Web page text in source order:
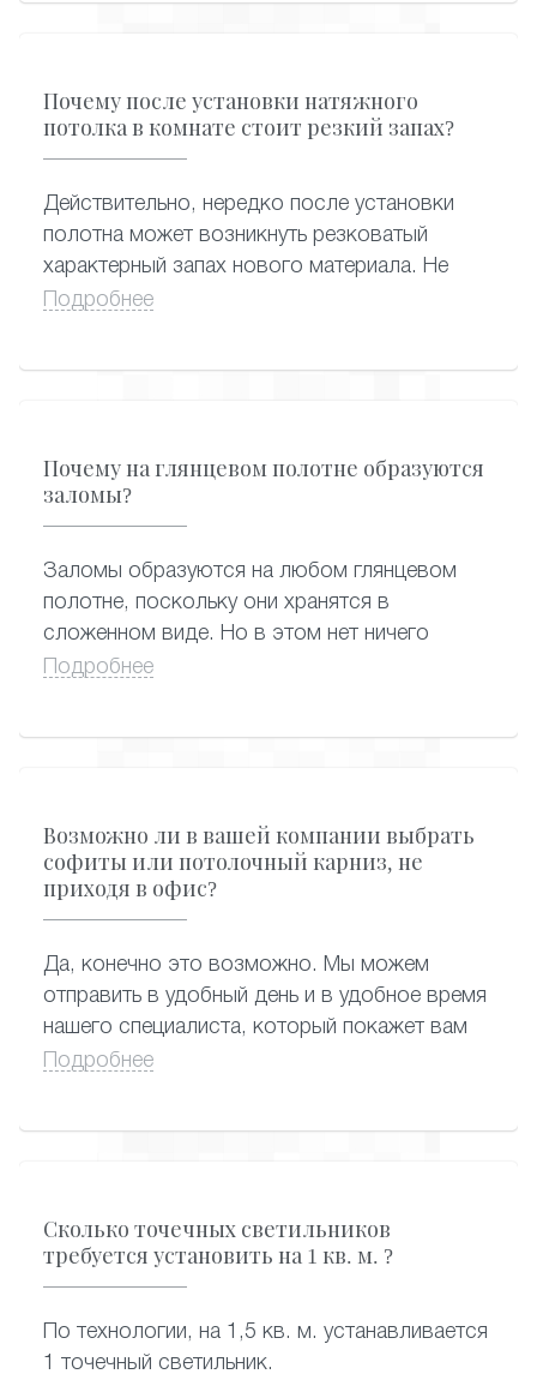
Почему после установки натяжного
потолка в комнате стоит резкий запах?
Действительно, нередко после установки
полотна может возникнуть резковатый
характерный запах нового материала. Не
стоит волноваться: он, как правило,
они самые востребованные, и их быстро
практически полностью потерять запах, пока
находятся на складе.
Подробнее
Почему на глянцевом полотне образуются
заломы?
Заломы образуются на любом глянцевом
полотне, поскольку они хранятся в
сложенном виде. Но в этом нет ничего
страшного, поскольку заломы заметны
абсолютно гладким.
Подробнее
Возможно ли в вашей компании выбрать
софиты или потолочный карниз, не
приходя в офис?
Да, конечно это возможно. Мы можем
отправить в удобный день и в удобное время
нашего специалиста, который покажет вам
образцы карниза и по каталогу выберут
Подробнее
Сколько точечных светильников
требуется установить на 1 кв. м. ?
По технологии, на 1,5 кв. м. устанавливается
1 точечный светильник.